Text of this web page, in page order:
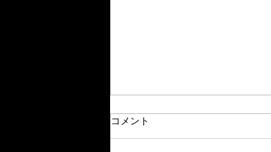
コメント